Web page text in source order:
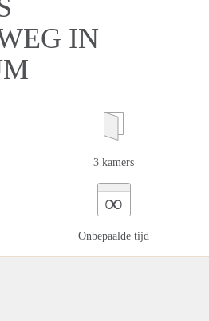
IN
3 kamers
∞
Onbepaalde tijd